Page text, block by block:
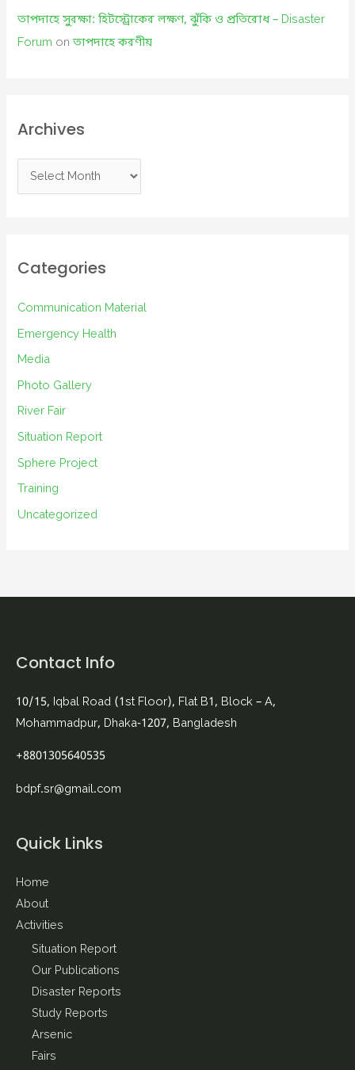
তাপদাহে সুরক্ষা: হিটস্ট্রোকের লক্ষণ, ঝুঁকি ও প্রতিরোধ – Disaster
Forum onতাপদাহে করণীয়
Archives
r
i
e
s
Categories
Communication Material
Emergency Health
Media
Photo Gallery
River Fair
Situation Report
Sphere Project
Training
Uncategorized
Contact Info
10/15, Iqbal Road (1st Floor), Flat B1, Block – A,
Mohammadpur, Dhaka-1207, Bangladesh
+8801305640535
bdpf.sr@gmail.com
Quick Links
Home
About
Activities
Situation Report
Our Publications
Disaster Reports
Study Reports
Arsenic
Fairs